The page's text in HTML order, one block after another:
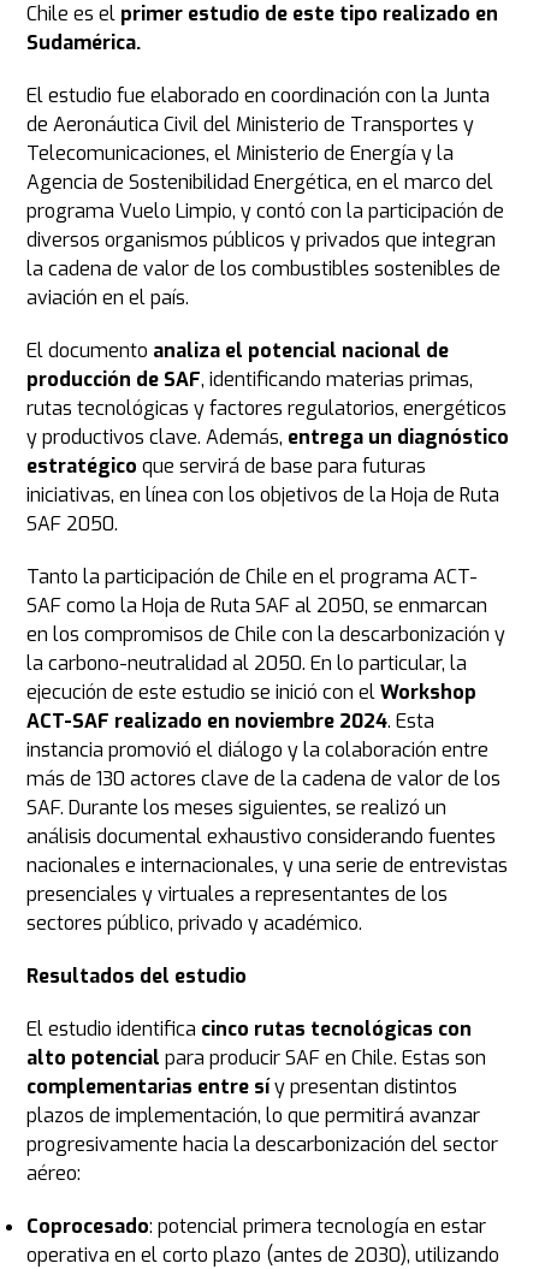
Chile es el primer estudio de este tipo realizado en
Sudamérica.
El estudio fue elaborado en coordinación con la Junta
de Aeronáutica Civil del Ministerio de Transportes y
Telecomunicaciones, el Ministerio de Energía y la
Agencia de Sostenibilidad Energética, en el marco del
programa Vuelo Limpio, y contó con la participación de
diversos organismos públicos y privados que integran
la cadena de valor de los combustibles sostenibles de
aviación en el país.
El documento analiza el potencial nacional de
producción de SAF, identificando materias primas,
rutas tecnológicas y factores regulatorios, energéticos
y productivos clave. Además, entrega un diagnóstico
estratégico que servirá de base para futuras
iniciativas, en línea con los objetivos de la Hoja de Ruta
SAF 2050.
Tanto la participación de Chile en el programa ACT-
SAF como la Hoja de Ruta SAF al 2050, se enmarcan
en los compromisos de Chile con la descarbonización y
la carbono-neutralidad al 2050. En lo particular, la
ejecución de este estudio se inició con elWorkshop
ACT-SAF realizado en noviembre 2024. Esta
instancia promovió el diálogo y la colaboración entre
más de 130 actores clave de la cadena de valor de los
SAF. Durante los meses siguientes, se realizó un
análisis documental exhaustivo considerando fuentes
nacionales e internacionales, y una serie de entrevistas
presenciales y virtuales a representantes de los
sectores público, privado y académico.
Resultados del estudio
El estudio identifica cinco rutas tecnológicas con
alto potencial para producir SAF en Chile. Estas son
complementarias entre síy presentan distintos
plazos de implementación, lo que permitirá avanzar
progresivamente hacia la descarbonización del sector
aéreo:
Coprocesado: potencial primera tecnología en estar
operativa en el corto plazo (antes de 2030), utilizando